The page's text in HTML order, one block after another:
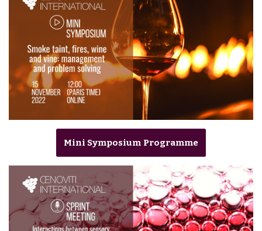
Mini Symposium Programme